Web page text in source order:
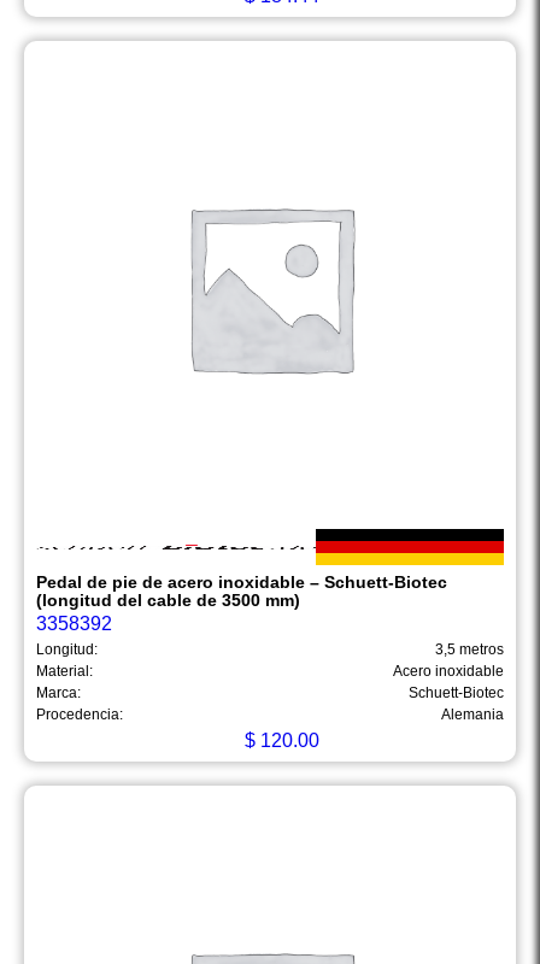
Pedal de pie de acero inoxidable – Schuett-Biotec
(longitud del cable de 3500 mm)
3358392
Longitud:
3,5 metros
Material:
Acero inoxidable
Marca:
Schuett-Biotec
Procedencia:
Alemania
$ 120.00